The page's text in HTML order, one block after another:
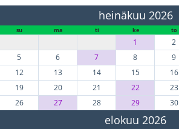
heinäkuu 2026
su ma ti ke to
1 2
5
6 7 8 9
12
13 14 15 16
19
20 21 22 23
26
27 28 29 30
elokuu 2026